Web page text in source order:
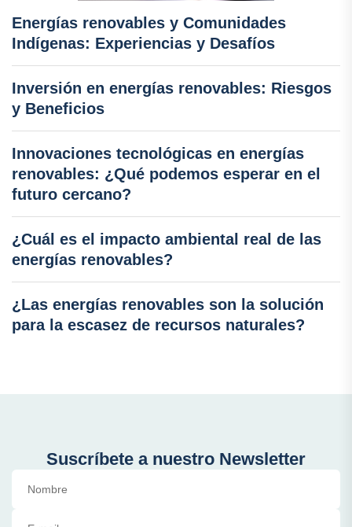
Energías renovables y Comunidades
Indígenas: Experiencias y Desafíos
Inversión en energías renovables: Riesgos
y Beneficios
Innovaciones tecnológicas en energías
renovables: ¿Qué podemos esperar en el
futuro cercano?
¿Cuál es el impacto ambiental real de las
energías renovables?
¿Las energías renovables son la solución
para la escasez de recursos naturales?
Suscríbete a nuestro Newsletter